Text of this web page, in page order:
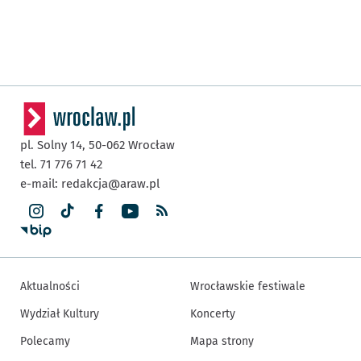
pl. Solny 14, 50-062 Wrocław
tel. 71 776 71 42
e-mail: redakcja@araw.pl
Aktualności
Wydział Kultury
Polecamy
Wrocławskie festiwale
Koncerty
Mapa strony